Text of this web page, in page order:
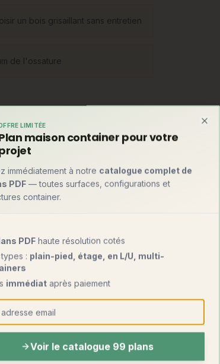
un bois grisaillant sans entretien
de l'ossature
145-220 mm remplis d'isolant,
poutre (grandes baies
immeubles bois). Une
LIMITÉE
maison container pour votre
immédiatement à notre catalogue complet de
PDF — toutes surfaces, configurations et
container.
PDF haute résolution cotés
: plain-pied, étage, en L/U, multi-
immédiat après paiement
Voir le catalogue 99 plans